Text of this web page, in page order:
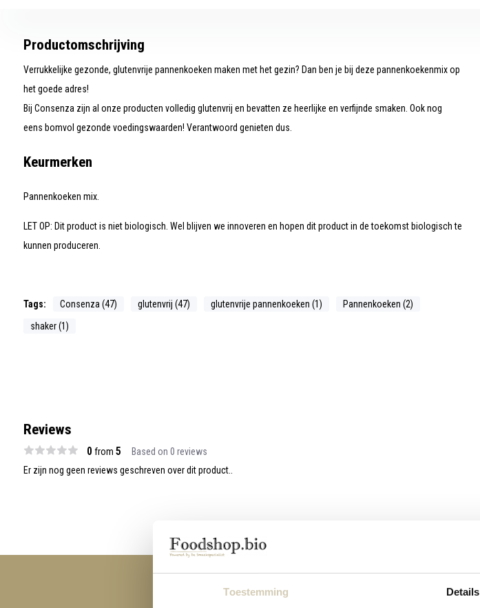
Toestemming Details
Productomschrijving
Verrukkelijke gezonde, glutenvrije pannenkoeken maken met het gezin? Dan ben je bij deze pannenkoekenmix op
het goede adres!
Bij Consenza zijn al onze producten volledig glutenvrij en bevatten ze heerlijke en verfijnde smaken. Ook nog
eens bomvol gezonde voedingswaarden! Verantwoord genieten dus.
Keurmerken
Pannenkoeken mix.
LET OP: Dit product is niet biologisch. Wel blijven we innoveren en hopen dit product in de toekomst biologisch te
kunnen produceren.
Tags: Consenza (47) glutenvrij (47) glutenvrije pannenkoeken (1)
Pannenkoeken (2)
shaker (1)
Reviews
0 from 5 Based on 0 reviews
Er zijn nog geen reviews geschreven over dit product..